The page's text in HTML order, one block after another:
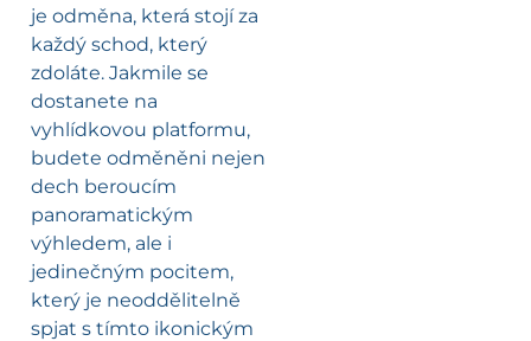
je odměna, která stojí za
každý schod, který
zdoláte. Jakmile se
dostanete na
vyhlídkovou platformu,
budete odměněni nejen
dech beroucím
panoramatickým
výhledem, ale i
jedinečným pocitem,
který je neoddělitelně
spjat s tímto ikonickým